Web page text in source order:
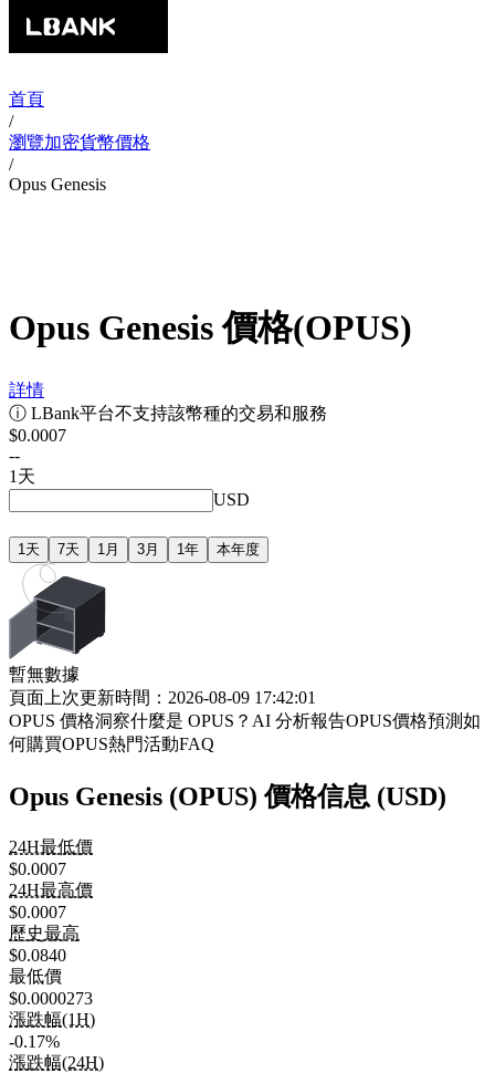
首頁
/
瀏覽加密貨幣價格
/
Opus Genesis
Opus Genesis 價格(OPUS)
詳情
ⓘ LBank平台不支持該幣種的交易和服務
$0.0007
--
1天
USD
1天 7天 1月 3月 1年 本年度
暫無數據
頁面上次更新時間：2026-08-09 17:42:01
OPUS 價格洞察什麼是 OPUS？ AI 分析報告OPUS價格預測如
何購買OPUS熱門活動FAQ
Opus Genesis (OPUS) 價格信息 (USD)
24H最低價
$0.0007
24H最高價
$0.0007
歷史最高
$0.0840
最低價
$0.0000273
漲跌幅(1H)
-0.17%
漲跌幅(24H)